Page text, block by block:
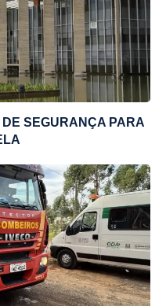
SEGURANÇA PARA